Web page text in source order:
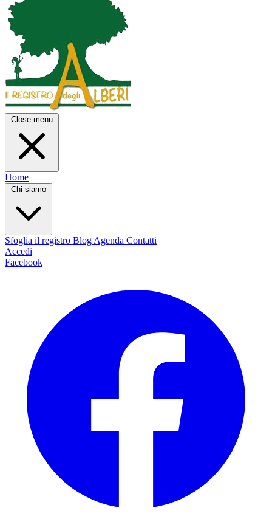
Close menu
Home
Chi siamo
Sfoglia il registro Blog Agenda Contatti
Accedi
Facebook